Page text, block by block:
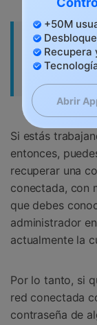
+50M
Abrir
󠀰Parte 3:
del WiFi
Windows?󠀲󠀩󠀥󠀦󠀨󠀣󠀡󠀥󠀳
Si estás
entonces,
recuperar una
conectada, con
que debes
administrador
actualmente la
󠀰Por lo tanto, si
red conectada
contraseña de